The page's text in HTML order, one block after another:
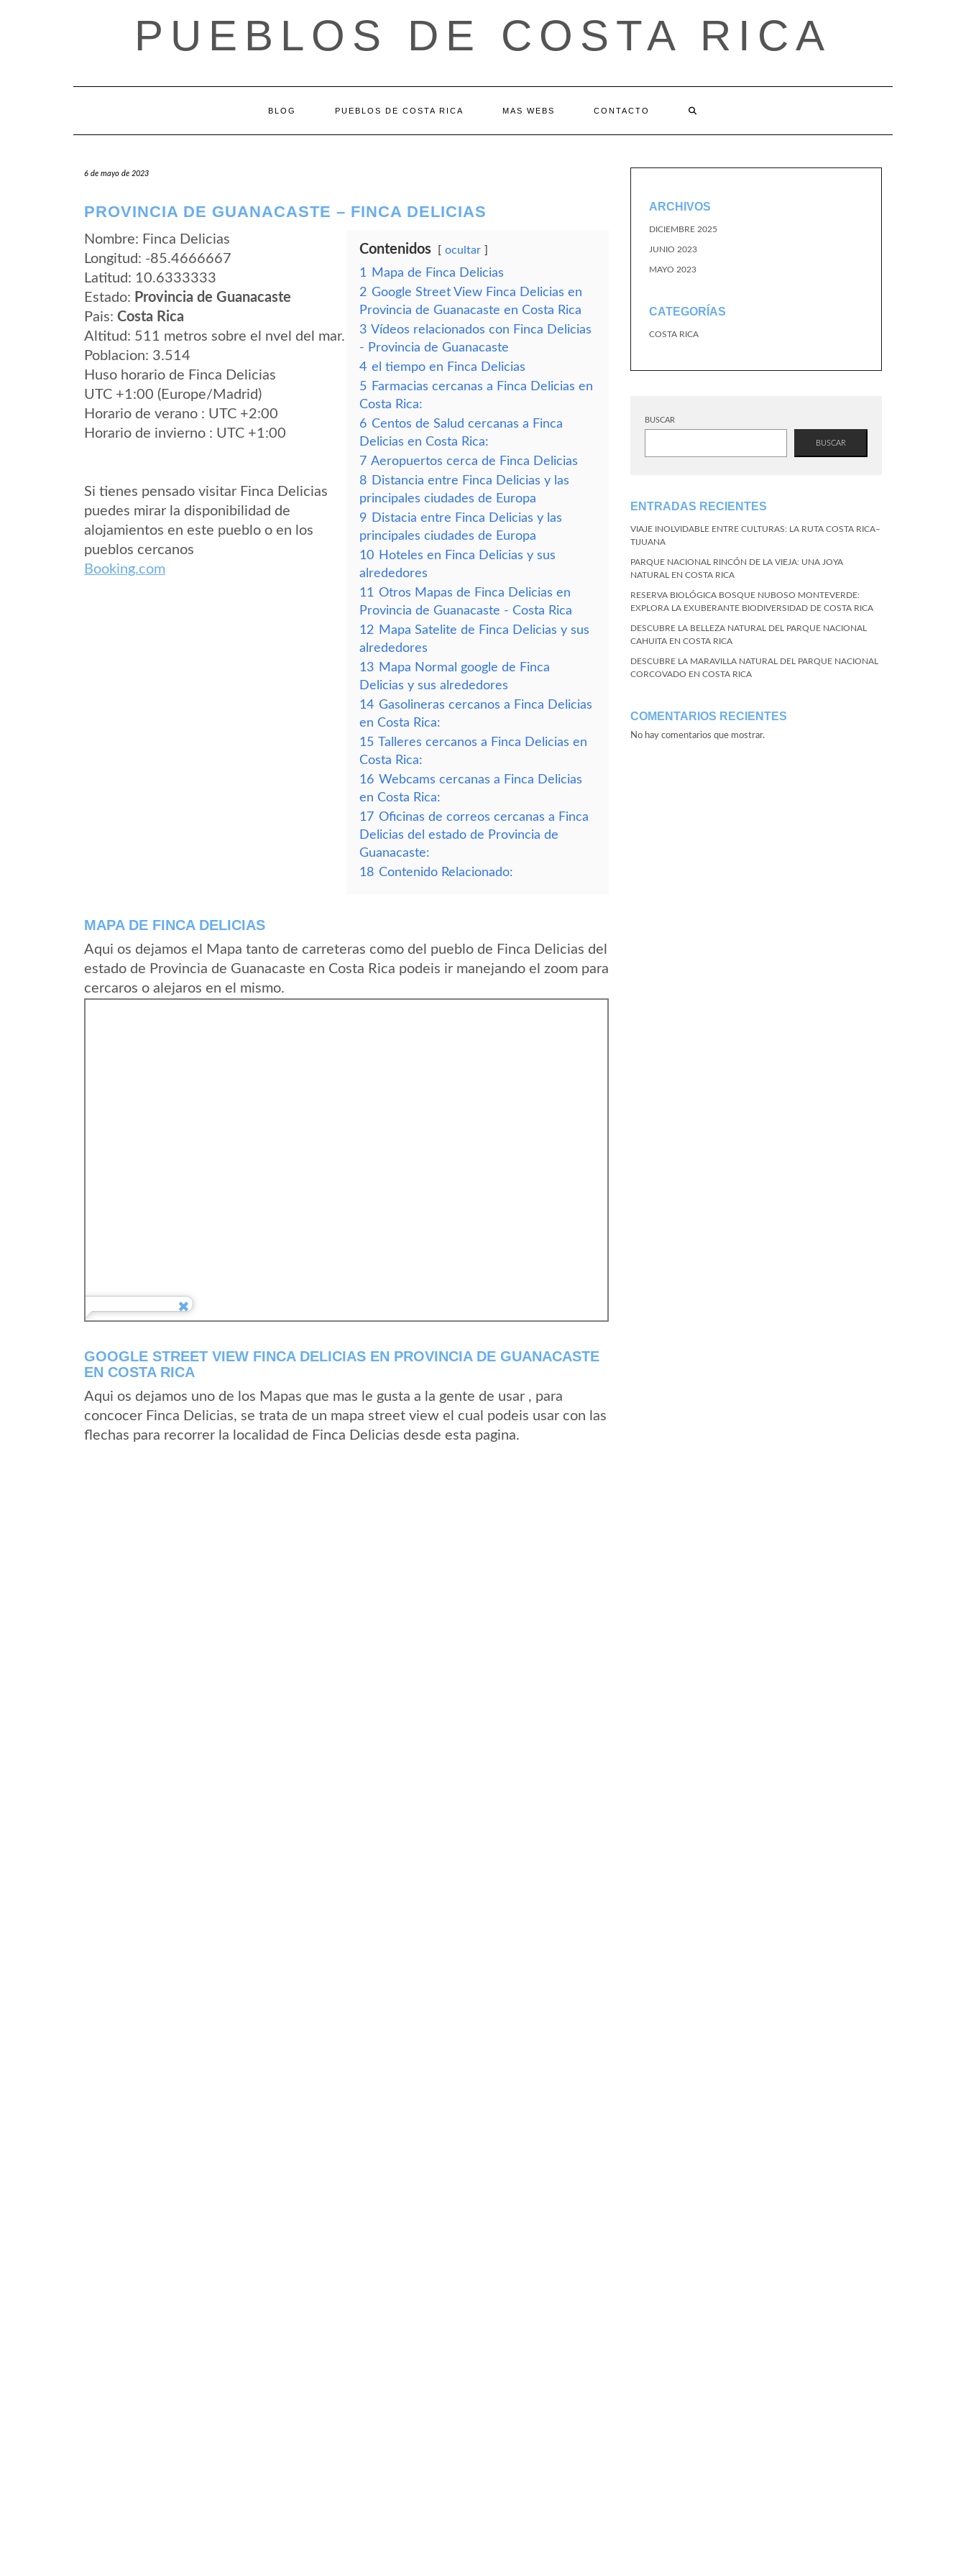
PUEBLOS DE COSTA RICA
BLOG PUEBLOS DE COSTA RICA MAS WEBS CONTACTO
6 de mayo de 2023
PROVINCIA DE GUANACASTE – FINCA DELICIAS
Nombre: Finca Delicias
Longitud: -85.4666667
Latitud: 10.6333333
Estado: Provincia de Guanacaste
Pais: Costa Rica
Altitud: 511 metros sobre el nvel del mar.
Poblacion: 3.514
Huso horario de Finca Delicias
UTC +1:00 (Europe/Madrid)
Horario de verano : UTC +2:00
Horario de invierno : UTC +1:00
Si tienes pensado visitar Finca Delicias
puedes mirar la disponibilidad de
alojamientos en este pueblo o en los
pueblos cercanos
Booking.com
Contenidos ocultar
1
Mapa de Finca Delicias
2 Google Street View Finca Delicias en
Provincia de Guanacaste en Costa Rica
3 Vídeos relacionados con Finca Delicias
- Provincia de Guanacaste
4 el tiempo en Finca Delicias
5 Farmacias cercanas a Finca Delicias en
Costa Rica:
6 Centos de Salud cercanas a Finca
Delicias en Costa Rica:
7 Aeropuertos cerca de Finca Delicias
8 Distancia entre Finca Delicias y las
principales ciudades de Europa
9 Distacia entre Finca Delicias y las
principales ciudades de Europa
10 Hoteles en Finca Delicias y sus
alrededores
11 Otros Mapas de Finca Delicias en
Provincia de Guanacaste - Costa Rica
12 Mapa Satelite de Finca Delicias y sus
alrededores
13 Mapa Normal google de Finca
Delicias y sus alrededores
14 Gasolineras cercanos a Finca Delicias
en Costa Rica:
15 Talleres cercanos a Finca Delicias en
Costa Rica:
16 Webcams cercanas a Finca Delicias
en Costa Rica:
17 Oficinas de correos cercanas a Finca
Delicias del estado de Provincia de
Guanacaste:
18 Contenido Relacionado:
MAPA DE FINCA DELICIAS
Aqui os dejamos el Mapa tanto de carreteras como del pueblo de Finca Delicias del
estado de Provincia de Guanacaste en Costa Rica podeis ir manejando el zoom para
cercaros o alejaros en el mismo.
GOOGLE STREET VIEW FINCA DELICIAS EN PROVINCIA DE GUANACASTE
EN COSTA RICA
Aqui os dejamos uno de los Mapas que mas le gusta a la gente de usar , para
concocer Finca Delicias, se trata de un mapa street view el cual podeis usar con las
flechas para recorrer la localidad de Finca Delicias desde esta pagina.
ARCHIVOS
DICIEMBRE 2025
JUNIO 2023
MAYO 2023
CATEGORÍAS
COSTA RICA
BUSCAR
BUSCAR
ENTRADAS RECIENTES
VIAJE INOLVIDABLE ENTRE CULTURAS: LA RUTA COSTA RICA–
TIJUANA
PARQUE NACIONAL RINCÓN DE LA VIEJA: UNA JOYA
NATURAL EN COSTA RICA
RESERVA BIOLÓGICA BOSQUE NUBOSO MONTEVERDE:
EXPLORA LA EXUBERANTE BIODIVERSIDAD DE COSTA RICA
DESCUBRE LA BELLEZA NATURAL DEL PARQUE NACIONAL
CAHUITA EN COSTA RICA
DESCUBRE LA MARAVILLA NATURAL DEL PARQUE NACIONAL
CORCOVADO EN COSTA RICA
COMENTARIOS RECIENTES
No hay comentarios que mostrar.